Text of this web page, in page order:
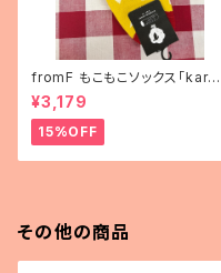
fromF もこもこソックス「karus
elli（メリーゴーランド）」
¥3,179
15%OFF
その他の商品